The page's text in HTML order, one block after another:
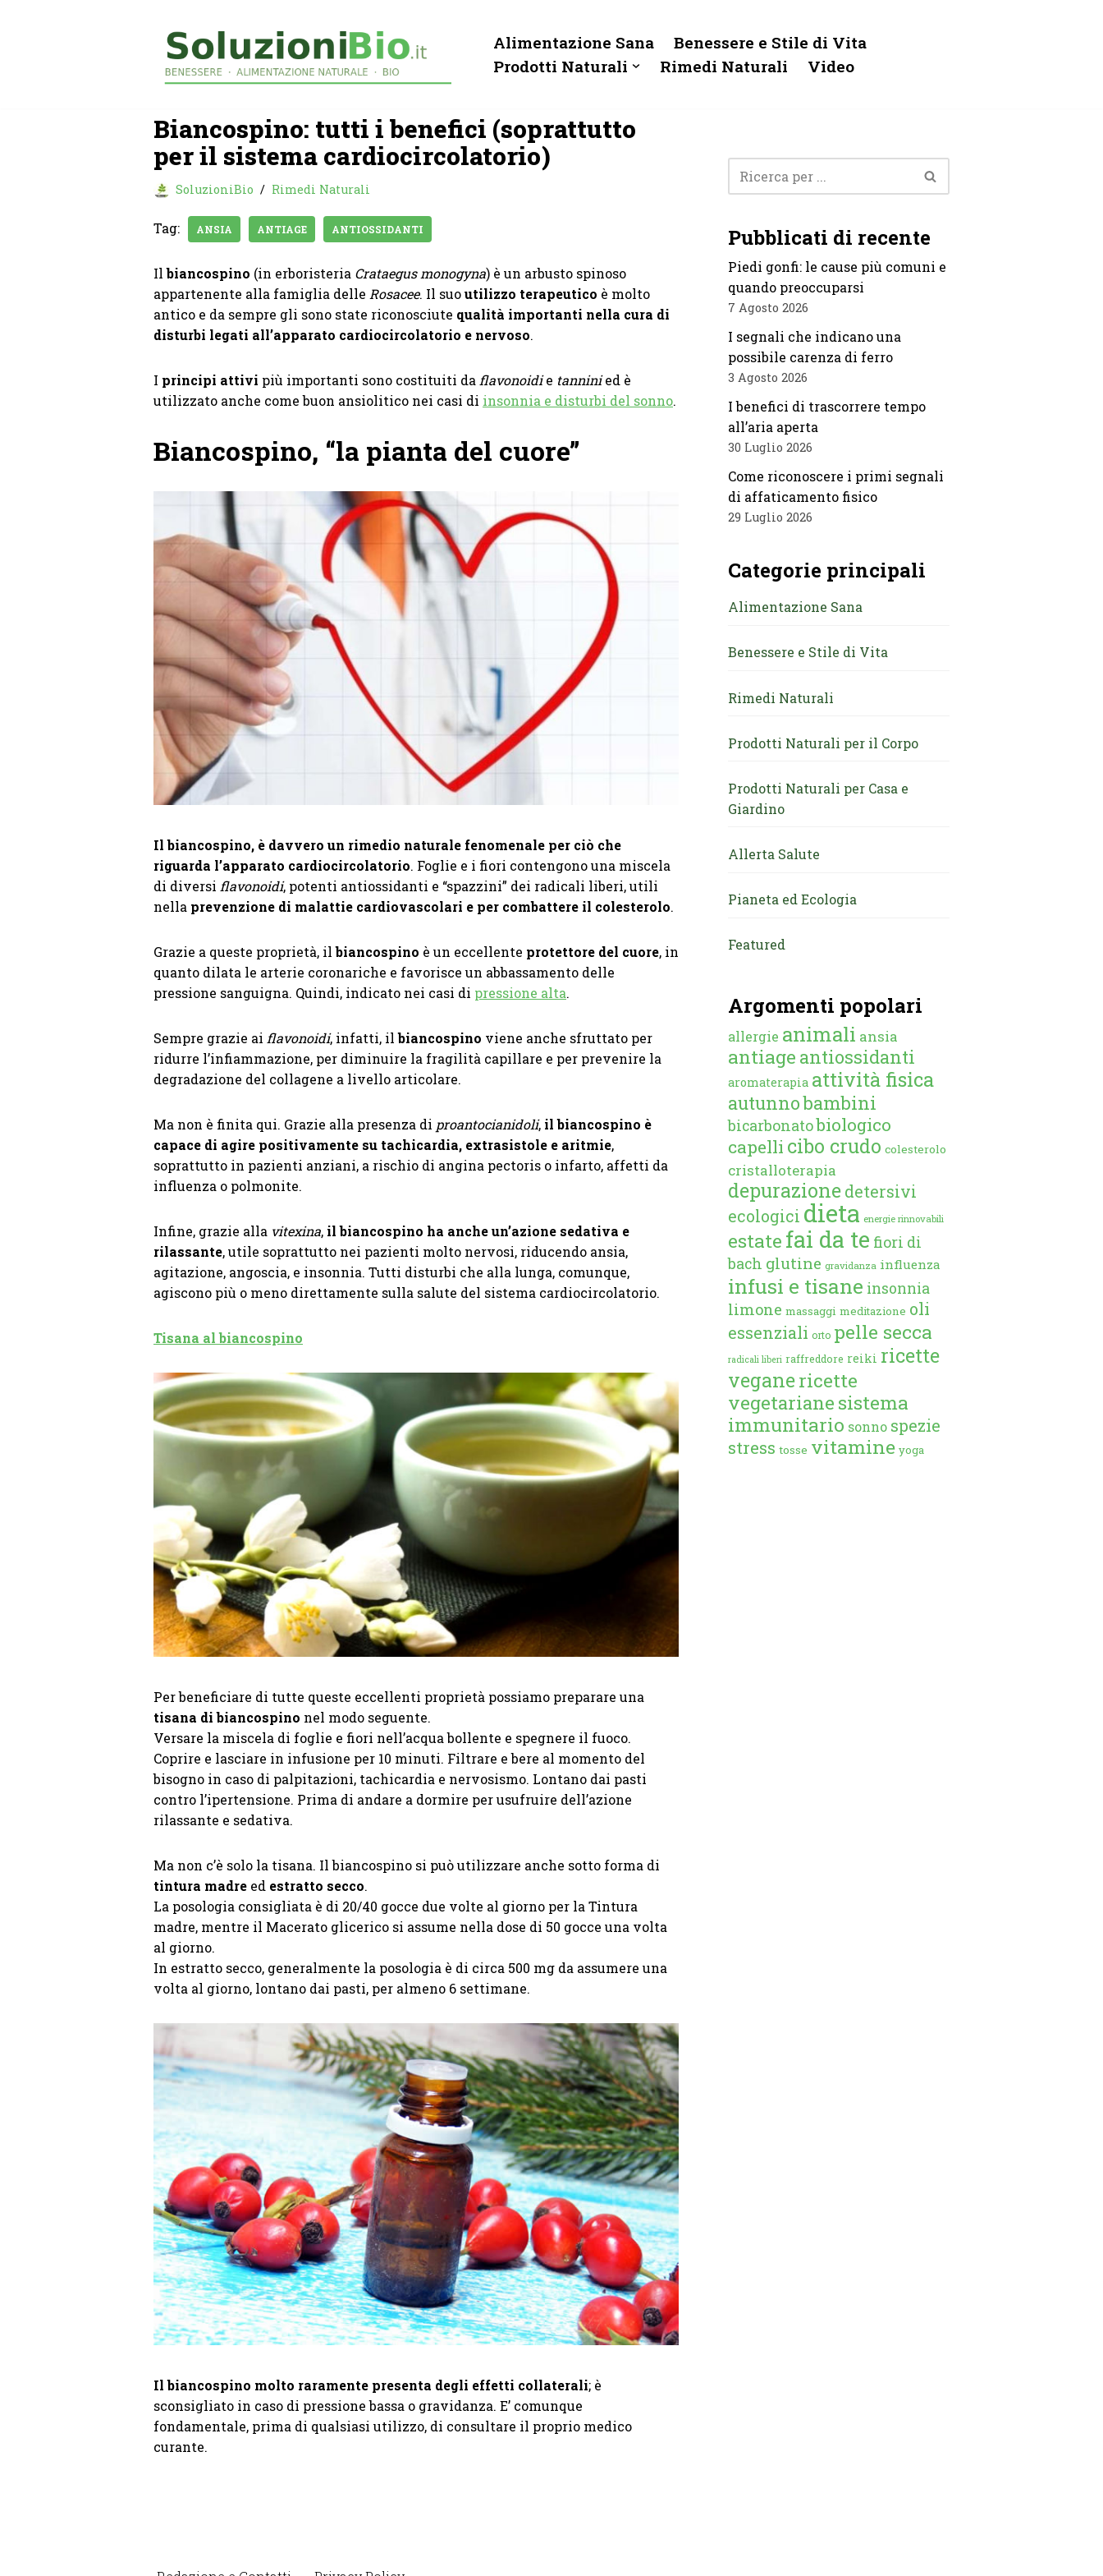
Alimentazione Sana
Benessere e Stile di Vita
Prodotti Naturali
Rimedi Naturali Video
Biancospino: tutti i benefici (soprattutto
per il sistema cardiocircolatorio)
SoluzioniBio Rimedi Naturali
Tag: ANSIA ANTIAGE ANTIOSSIDANTI
Ilbiancospino (in erboristeria Crataegus monogyna) è un arbusto spinoso
appartenente alla famiglia delle Rosacee. Il suoutilizzo terapeutico è molto
antico e da sempre gli sono state riconosciute qualità importanti nella cura di
disturbi legati all’apparato cardiocircolatorio e nervoso.
I principi attivi più importanti sono costituiti da flavonoidie tanninied è
utilizzato anche come buon ansiolitico nei casi di insonnia e disturbi del sonno.
Biancospino, “la pianta del cuore”
Il biancospino, è davvero un rimedio naturale fenomenale per ciò che
riguarda l’apparato cardiocircolatorio. Foglie e i fiori contengono una miscela
di diversi flavonoidi, potenti antiossidanti e “spazzini” dei radicali liberi, utili
nella prevenzione di malattie cardiovascolari e per combattere il colesterolo.
Grazie a queste proprietà, ilbiancospino è un eccellente protettore del cuore, in
quanto dilata le arterie coronariche e favorisce un abbassamento delle
pressione sanguigna. Quindi, indicato nei casi di pressione alta.
Sempre grazie ai flavonoidi, infatti, ilbiancospino viene anche sfruttato per
ridurre l’infiammazione, per diminuire la fragilità capillare e per prevenire la
degradazione del collagene a livello articolare.
Ma non è finita qui. Grazie alla presenza di proantocianidoli, il biancospino è
capace di agire positivamente su tachicardia, extrasistole e aritmie,
soprattutto in pazienti anziani, a rischio di angina pectoris o infarto, affetti da
influenza o polmonite.
Infine, grazie alla vitexina, il biancospino ha anche un’azione sedativa e
rilassante, utile soprattutto nei pazienti molto nervosi, riducendo ansia,
agitazione, angoscia, e insonnia. Tutti disturbi che alla lunga, comunque,
agiscono più o meno direttamente sulla salute del sistema cardiocircolatorio.
Tisana al biancospino
Per beneficiare di tutte queste eccellenti proprietà possiamo preparare una
tisana di biancospino nel modo seguente.
Versare la miscela di foglie e fiori nell’acqua bollente e spegnere il fuoco.
Coprire e lasciare in infusione per 10 minuti. Filtrare e bere al momento del
bisogno in caso di palpitazioni, tachicardia e nervosismo. Lontano dai pasti
contro l’ipertensione. Prima di andare a dormire per usufruire dell’azione
rilassante e sedativa.
Ma non c’è solo la tisana. Il biancospino si può utilizzare anche sotto forma di
tintura madre ed estratto secco.
La posologia consigliata è di 20/40 gocce due volte al giorno per la Tintura
madre, mentre il Macerato glicerico si assume nella dose di 50 gocce una volta
al giorno.
In estratto secco, generalmente la posologia è di circa 500 mg da assumere una
volta al giorno, lontano dai pasti, per almeno 6 settimane.
Il biancospino molto raramente presenta degli effetti collaterali; è
sconsigliato in caso di pressione bassa o gravidanza. E’ comunque
fondamentale, prima di qualsiasi utilizzo, di consultare il proprio medico
curante.
Pubblicati di recente
Piedi gonfi: le cause più comuni e
quando preoccuparsi
7 Agosto 2026
I segnali che indicano una
possibile carenza di ferro
3 Agosto 2026
I benefici di trascorrere tempo
all’aria aperta
30 Luglio 2026
Come riconoscere i primi segnali
di affaticamento fisico
29 Luglio 2026
Categorie principali
Alimentazione Sana
Benessere e Stile di Vita
Rimedi Naturali
Prodotti Naturali per il Corpo
Prodotti Naturali per Casa e
Giardino
Allerta Salute
Pianeta ed Ecologia
Featured
Argomenti popolari
allergie animali ansia
antiage antiossidanti
aromaterapia attività fisica
autunnobambini
bicarbonatobiologico
capelli cibo crudo colesterolo
cristalloterapia
depurazione detersivi
ecologici dieta energie rinnovabili
estate fai da te fiori di
bach glutine gravidanza influenza
infusi e tisane insonnia
limone massaggi meditazione oli
essenziali orto pelle secca
radicali liberi raffreddore reiki ricette
veganericette
vegetariane sistema
immunitario sonno spezie
stress tosse vitamine yoga